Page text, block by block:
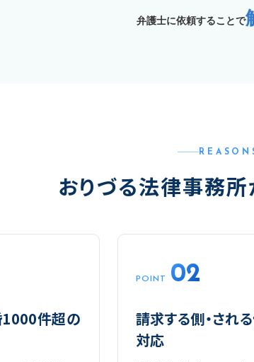
弁護士に依頼することで
おりづる法律事務
1000件超の
POINT 02
請求する側・され
対応